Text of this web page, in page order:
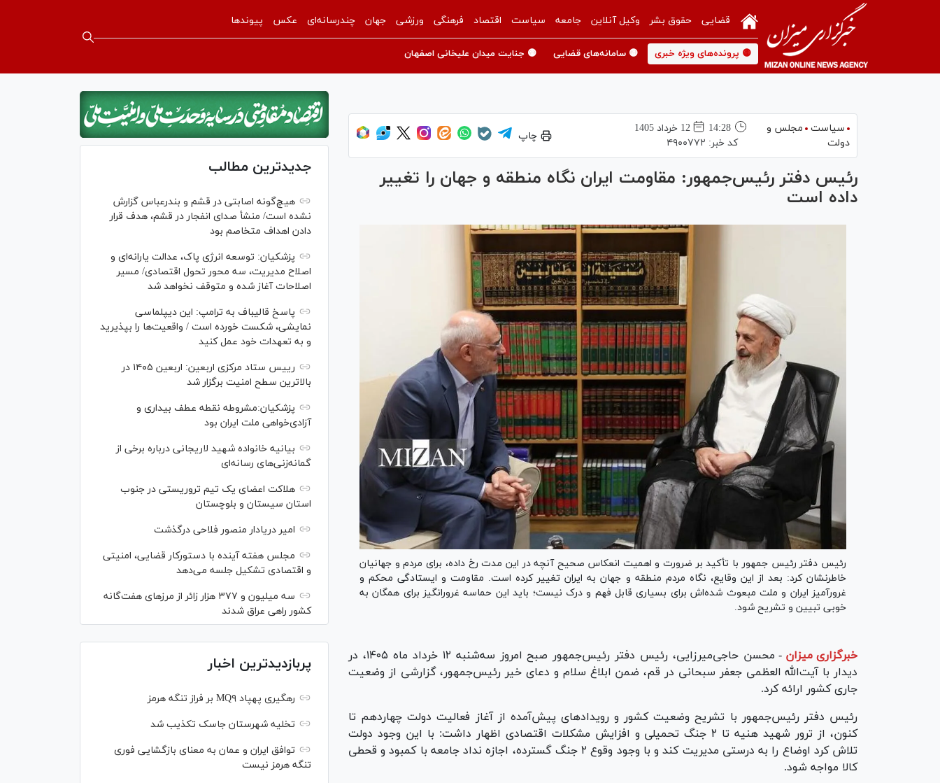
قضایی حقوق بشر وکیل آنلاین جامعه سیاست اقتصاد فرهنگی ورزشی جهان چندرسانه‌ای عکس پیوندها
🟡 پرونده‌های ویژه خبری 🟡 سامانه‌های قضایی 🟡 جنایت میدان علیخانی اصفهان
سیاست
مجلس و
دولت
14:28
12 خرداد 1405
کد خبر: ۴۹۰۰۷۷۲
چاپ
رئیس دفتر رئیس‌جمهور: مقاومت ایران نگاه منطقه و جهان را تغییر
داده است
رئیس دفتر رئیس جمهور با تأکید بر ضرورت و اهمیت انعکاس صحیح آنچه در این مدت رخ داده، برای مردم و جهانیان
خاطرنشان کرد: بعد از این وقایع، نگاه مردم منطقه و جهان به ایران تغییر کرده است. مقاومت و ایستادگی محکم و
غرورآمیز ایران و ملت مبعوث شده‌اش برای بسیاری قابل فهم و درک نیست؛ باید این حماسه غرورانگیز برای همگان به
خوبی تبیین و تشریح شود.
خبرگزاری میزان -
محسن حاجی‌میرزایی، رئیس دفتر رئیس‌جمهور صبح امروز سه‌شنبه ۱۲ خرداد ماه ۱۴۰۵، در
دیدار با آیت‌الله العظمی جعفر سبحانی در قم، ضمن ابلاغ سلام و دعای خیر رئیس‌جمهور، گزارشی از وضعیت
جاری کشور ارائه کرد.
رئیس دفتر رئیس‌جمهور با تشریح وضعیت کشور و رویداد‌های پیش‌آمده از آغاز فعالیت دولت چهاردهم تا
کنون، از ترور شهید هنیه تا ۲ جنگ تحمیلی و افزایش مشکلات اقتصادی اظهار داشت: با این وجود دولت
تلاش کرد اوضاع را به درستی مدیریت کند و با وجود وقوع ۲ جنگ گسترده، اجازه نداد جامعه با کمبود و قحطی
کالا مواجه شود.
جدیدترین مطالب
هیچ‌گونه اصابتی در قشم و بندرعباس گزارش
نشده است/ منشأ صدای انفجار در قشم، هدف قرار
دادن اهداف متخاصم بود
پزشکیان: توسعه انرژی پاک، عدالت یارانه‌ای و
اصلاح مدیریت، سه محور تحول اقتصادی/ مسیر
اصلاحات آغاز شده و متوقف نخواهد شد
پاسخ قالیباف به ترامپ: این دیپلماسی
نمایشی، شکست خورده است / واقعیت‌ها را بپذیرید
و به تعهدات خود عمل کنید
رییس ستاد مرکزی اربعین: اربعین ۱۴۰۵ در
بالاترین سطح امنیت برگزار شد
پزشکیان:مشروطه نقطه عطف بیداری و
آزادی‌خواهی ملت ایران بود
بیانیه خانواده شهید لاریجانی درباره برخی از
گمانه‌زنی‌های رسانه‌ای
هلاکت اعضای یک تیم تروریستی در جنوب
استان سیستان و بلوچستان
امیر دریادار منصور فلاحی درگذشت
مجلس هفته آینده با دستورکار قضایی، امنیتی
و اقتصادی تشکیل جلسه می‌دهد
سه میلیون و ۳۷۷ هزار زائر از مرز‌های هفت‌گانه
کشور راهی عراق شدند
پربازدیدترین اخبار
رهگیری پهپاد MQ۹ بر فراز تنگه هرمز
تخلیه شهرستان جاسک تکذیب شد
توافق ایران و عمان به معنای بازگشایی فوری
تنگه هرمز نیست